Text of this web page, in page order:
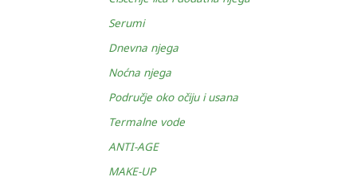
Serumi
Dnevna njega
Noćna njega
Područje oko očiju i usana
Termalne vode
ANTI-AGE
MAKE-UP